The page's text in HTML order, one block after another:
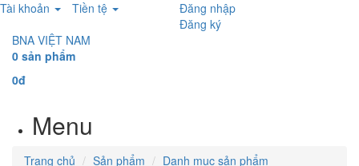
Tài khoản Tiền tệ
Đăng nhập
Đăng ký
BNA VIỆT NAM
0 sản phẩm
0đ
Menu
Trang chủ Sản phẩm Danh mục sản phẩm